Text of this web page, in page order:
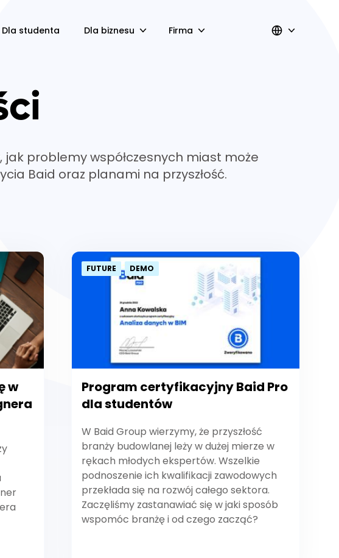
Dla studenta Dla biznesu Firma
problemy współczesnych miast może
Baid oraz planami na przyszłość.
w
FUTURE DEMO
Program certyfikacyjny Baid Pro
dla studentów
W Baid Group wierzymy, że przyszłość
branży budowlanej leży w dużej mierze w
rękach młodych ekspertów. Wszelkie
podnoszenie ich kwalifikacji zawodowych
przekłada się na rozwój całego sektora.
Zaczęliśmy zastanawiać się w jaki sposób
wspomóc branżę i od czego zacząć?